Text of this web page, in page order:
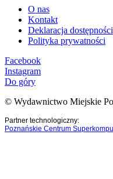
O nas
Kontakt
Deklaracja dostępności
Polityka prywatności
Facebook
Instagram
Do góry
© Wydawnictwo Miejskie
Partner technologiczny:
Poznańskie Centrum